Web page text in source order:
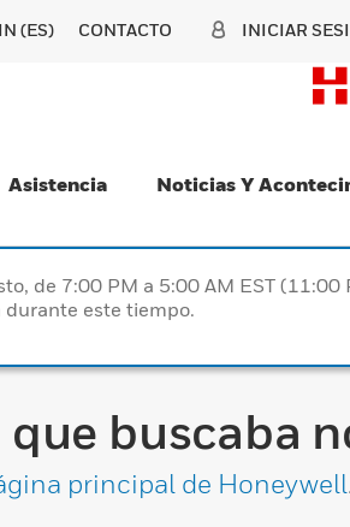
(ES) CONTACTO INICIAR
Asistencia Noticias Y
de 7:00 PM a 5:00 AM EST
durante este tiempo.
buscaba
principal de Honeywell.